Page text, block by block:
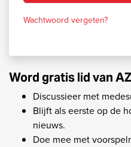
Wachtwoord vergeten?
Word gratis lid van
Discussieer met
Blijft als eerste op de
nieuws.
Doe mee met